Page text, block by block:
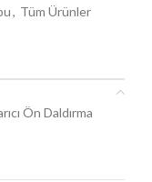
, Tüm Ürünler
Ön Daldırma